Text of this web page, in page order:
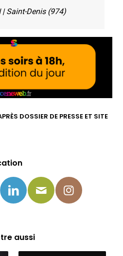
| Saint-Denis (974)
DOSSIER DE PRESSE ET SITE
aussi